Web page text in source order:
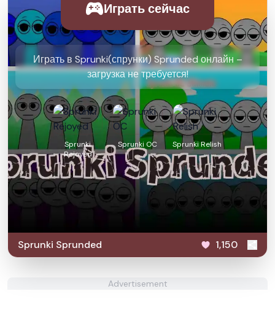
Играть сейчас
Играть в Sprunki(спрунки) Sprunded онлайн –
загрузка не требуется!
Sprunki
Rejoyed
Sprunki OC Sprunki Relish
Sprunki Sprunded 1,150
Advertisement